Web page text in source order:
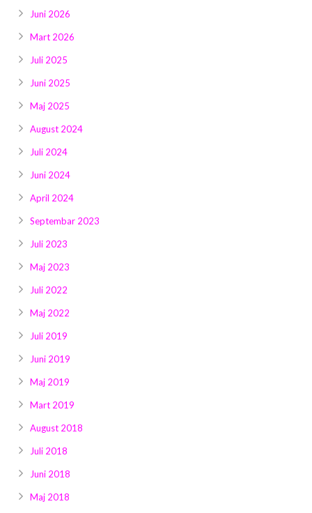
Juni 2026
Mart 2026
Juli 2025
Juni 2025
Maj 2025
August 2024
Juli 2024
Juni 2024
April 2024
Septembar 2023
Juli 2023
Maj 2023
Juli 2022
Maj 2022
Juli 2019
Juni 2019
Maj 2019
Mart 2019
August 2018
Juli 2018
Juni 2018
Maj 2018